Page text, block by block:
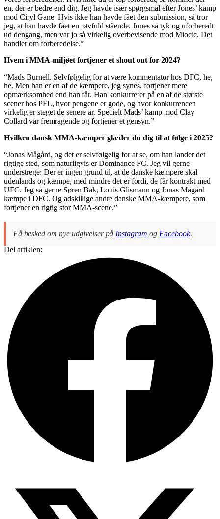
en, der er bedre end dig. Jeg havde især spørgsmål efter Jones’ kamp
mod Ciryl Gane. Hvis ikke han havde fået den submission, så tror
jeg, at han havde fået en røvfuld stående. Jones så tyk og uforberedt
ud dengang, men var jo så virkelig overbevisende mod Miocic. Det
handler om forberedelse.”
Hvem i MMA-miljøet fortjener et shout out for 2024?
“Mads Burnell. Selvfølgelig for at være kommentator hos DFC, he,
he. Men han er en af de kæmpere, jeg synes, fortjener mere
opmærksomhed end han får. Han konkurrerer på en af de største
scener hos PFL, hvor pengene er gode, og hvor konkurrencen
virkelig er steget de senere år. Specielt Mads’ kamp mod Clay
Collard var fremragende og fortjener et gensyn.”
Hvilken dansk MMA-kæmper glæder du dig til at følge i 2025?
“Jonas Mågård, og det er selvfølgelig for at se, om han lander det
rigtige sted, som naturligvis er Dominance FC. Jeg vil gerne
understrege: Der er ingen grund til, at de danske kæmpere skal
udenlands og kæmpe, med mindre det er fordi, de får kontrakt med
UFC. Jeg så gerne Søren Bak, Louis Glismann og Jonas Mågård
kæmpe i DFC. Og adskillige andre danske MMA-kæmpere, som
fortjener en rigtig stor MMA-scene.”
Få besked om nye udgivelser på Instagram og Facebook.
Del artiklen: